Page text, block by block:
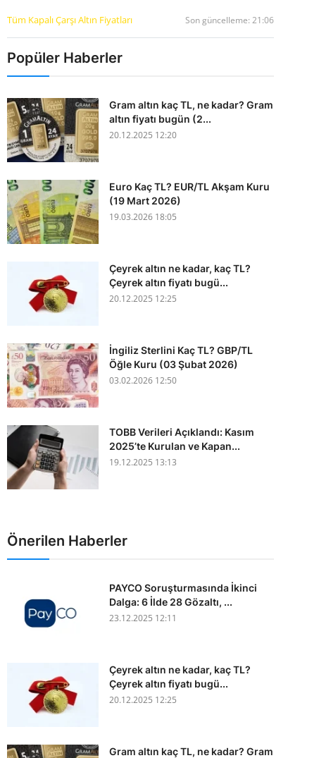
Tüm Kapalı Çarşı Altın Fiyatları Son güncelleme: 21:06
Popüler Haberler
Gram altın kaç TL, ne kadar? Gram
altın fiyatı bugün (2...
20.12.2025 12:20
Euro Kaç TL? EUR/TL Akşam Kuru
(19 Mart 2026)
19.03.2026 18:05
Çeyrek altın ne kadar, kaç TL?
Çeyrek altın fiyatı bugü...
20.12.2025 12:25
İngiliz Sterlini Kaç TL? GBP/TL
Öğle Kuru (03 Şubat 2026)
03.02.2026 12:50
TOBB Verileri Açıklandı: Kasım
2025’te Kurulan ve Kapan...
19.12.2025 13:13
Önerilen Haberler
PAYCO Soruşturmasında İkinci
Dalga: 6 İlde 28 Gözaltı, ...
23.12.2025 12:11
Çeyrek altın ne kadar, kaç TL?
Çeyrek altın fiyatı bugü...
20.12.2025 12:25
Gram altın kaç TL, ne kadar? Gram